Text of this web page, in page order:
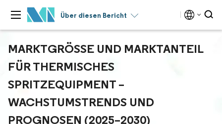
Über diesen Bericht
MARKTGRÖSSE UND MARKTANTEIL F
ÜR THERMISCHES S
PRITZEQUIPMENT – W
ACHSTUMSTRENDS UND P
ROGNOSEN (2025–2030)